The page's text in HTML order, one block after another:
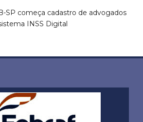
SP começa cadastro de advogados
INSS Digital